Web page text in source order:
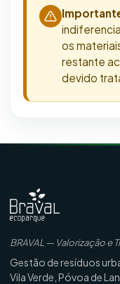
os
restante
devido
BRAVAL — Valorização e
Gestão de resíduos
Vila Verde, Póvoa de